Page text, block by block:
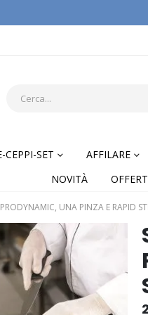
CEPPI-SET AFFILARE
NOVITÀ
UNA PINZA E RAPID
Skip